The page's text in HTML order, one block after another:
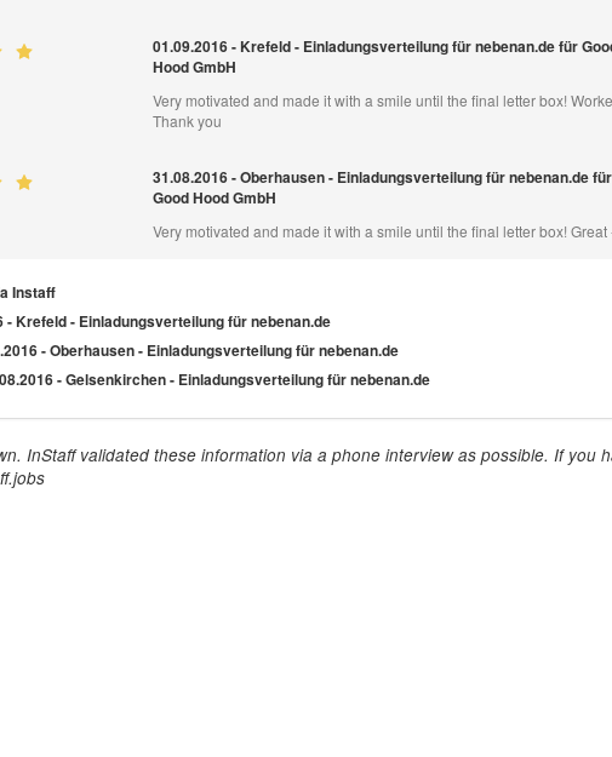
01.09.2016 - Krefeld - Einladungsverteilung für nebenan.de für
Hood GmbH
Very motivated and made it with a smile until the final letter box!
Thank you
31.08.2016 - Oberhausen - Einladungsverteilung für nebenan.de für
Good Hood GmbH
Very motivated and made it with a smile until the final letter box! Great
Instaff
- Krefeld - Einladungsverteilung für nebenan.de
- Oberhausen - Einladungsverteilung für nebenan.de
- Gelsenkirchen - Einladungsverteilung für nebenan.de
InStaff validated these information via a phone interview as possible. If you